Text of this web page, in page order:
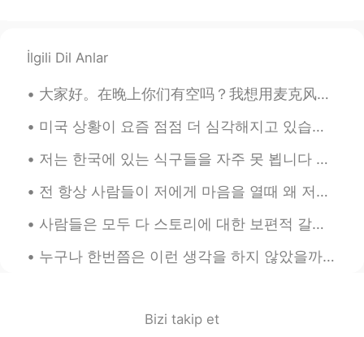
백 등 디테일한 레이아웃 까지 사전에 지정
할 수 있겠죠. 실제 논문들도 표준 Latex 양
주어집니다. 입사때는 자기 소개 300자,
서 실시간으로 체크되고 공백 포함한 글자
KR JP
@Sonia me too lol
İlgili Dil Anlar
大家好。在晚上你们有空吗？我想用麦克风练习中文口语。我可以教你英语和日语☺ Anybody free at night to practice spoken Mandarin, perhaps...
미국 상황이 요즘 점점 더 심각해지고 있습니다 ㅠㅠ 바이러스가 너무 빨리 퍼뜨리고 있으니까 날마다 제한이 늘어나고 있어요 최근에 제가 자주 다니는 우리집 근처 공원에서 어...
저는 한국에 있는 식구들을 자주 못 뵙니다 저희 부모님은 한국인이지만 저는 미국에서 태어나고 자라왔습니다 대학 다닐때까지 한국에 못 갔습니다 작년 9월에 한국을 방문할 수 있...
전 항상 사람들이 저에게 마음을 열때 왜 저를 신뢰하는지 궁금해요 지난 1주일동안 여기서도 저에게 고민이 있다고 연락 주신 분 4명이 있었어요 다 인간관계 문제에 대해 이야...
사람들은 모두 다 스토리에 대한 보편적 갈망을 품고 있다고 믿습니다 우리는 시간만 나면 스토리를 찾게 되죠 드라마를 시청하든가, 영화관에 가든가, 연극을 보든가, 웹툰을 읽든...
누구나 한번쯤은 이런 생각을 하지 않았을까요? '내가 이 세상에 없어진다면 달라지는 게 있을까?' '나의 부재를 의식하는 사람이 있을까?' '나는 특별하지 않아' '내가 다음...
Bizi takip et